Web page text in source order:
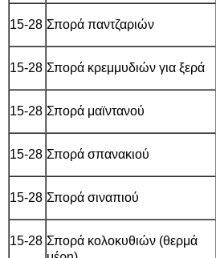
15-28 Σπορά παντζαριών
15-28 Σπορά κρεμμυδιών για ξερά
15-28 Σπορά μαϊντανού
15-28 Σπορά σπανακιού
15-28 Σπορά σιναπιού
15-28 Σπορά κολοκυθιών (θερμά